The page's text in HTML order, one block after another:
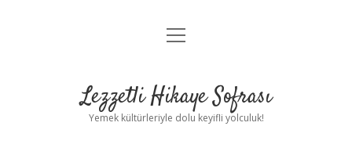
Anasayfa
Yasal Uyarı
menüyü
Lezzetli Hikaye Sofrası
Yemek kültürleriyle dolu keyifli yolculuk!